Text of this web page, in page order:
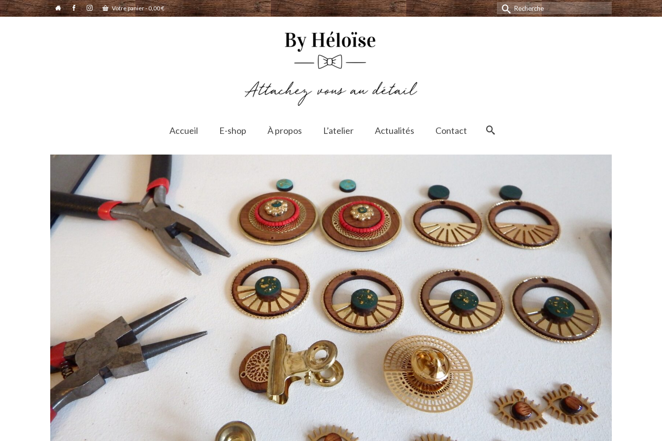
Votre panier-0,00€ Rechercher :
Accueil E-shop À propos L’atelier Actualités Contact